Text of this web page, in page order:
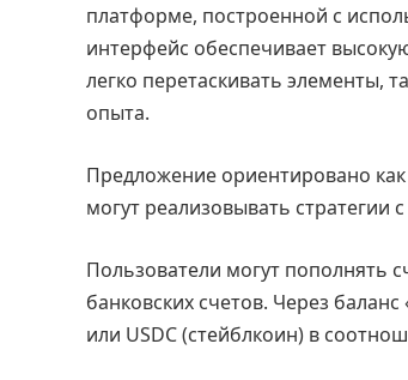
платформе, построенной с
интерфейс обеспечивает
легко перетаскивать элементы,
опыта.
Предложение ориентировано
могут реализовывать
Пользователи могут пополнять
банковских счетов. Через
или USDC (стейблкоин) в